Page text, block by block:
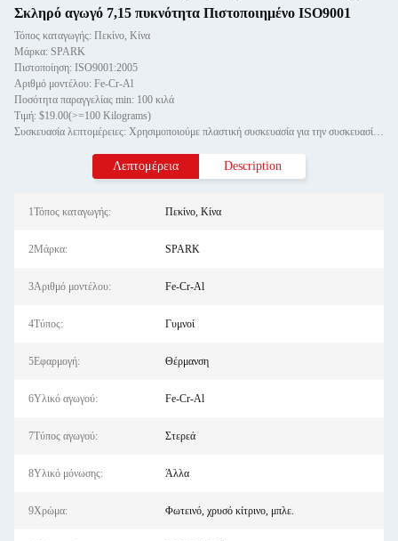
Σκληρό αγωγό 7,15 πυκνότητα Πιστοποιημένο ISO9001
Τόπος καταγωγής: Πεκίνο, Κίνα
Μάρκα: SPARK
Πιστοποίηση: ISO9001:2005
Αριθμό μοντέλου: Fe-Cr-Al
Ποσότητα παραγγελίας min: 100 κιλά
Τιμή: $19.00(>=100 Kilograms)
Συσκευασία λεπτομέρειες: Χρησιμοποιούμε πλαστική συσκευασία για την συσκευασία του καλωδίου άξονα και η εξωτερική συσκευασία
Λεπτομέρεια Description
1Τόπος καταγωγής: Πεκίνο, Κίνα
2Μάρκα: SPARK
3Αριθμό μοντέλου: Fe-Cr-Al
4Τύπος: Γυμνοί
5Εφαρμογή: Θέρμανση
6Υλικό αγωγού: Fe-Cr-Al
7Τύπος αγωγού: Στερεά
8Υλικό μόνωσης: Άλλα
9Χρώμα: Φωτεινό, χρυσό κίτρινο, μπλε.